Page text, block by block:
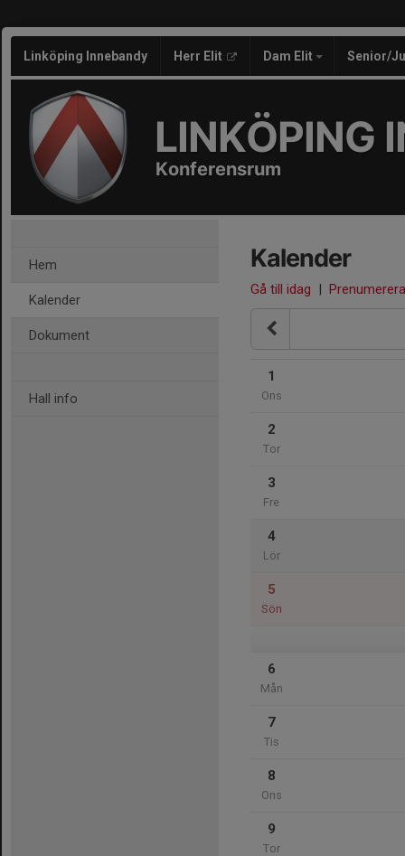
Linköping Innebandy Herr Elit Dam Elit Senior/
LINKÖPING
Konferensrum
Hem
Kalender
Dokument
Hall info
Kalender
Gå till idag | Prenumerera
1
Ons
2
Tor
3
Fre
4
Lör
5
Sön
6
Mån
7
Tis
8
Ons
9
Tor